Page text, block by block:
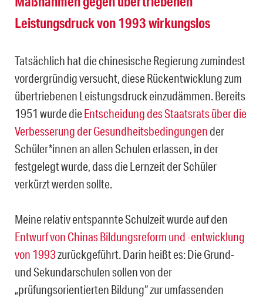
Leistungsdruck von 1993 wirkungslos
Tatsächlich hat die chinesische Regierung zumindest
vordergründig versucht, diese Rückentwicklung zum
übertriebenen Leistungsdruck einzudämmen. Bereits
1951 wurde dieEntscheidung des Staatsrats über die
Verbesserung der Gesundheitsbedingungender
Schüler*innen an allen Schulen erlassen, in der
festgelegt wurde, dass die Lernzeit der Schüler
verkürzt werden sollte.
Meine relativ entspannte Schulzeit wurde auf den
Entwurf von Chinas Bildungsreform und -entwicklung
von 1993zurückgeführt. Darin heißt es: Die Grund-
und Sekundarschulen sollen von der
„prüfungsorientierten Bildung“ zur umfassenden